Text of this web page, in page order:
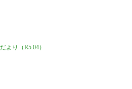
より（R5.04）